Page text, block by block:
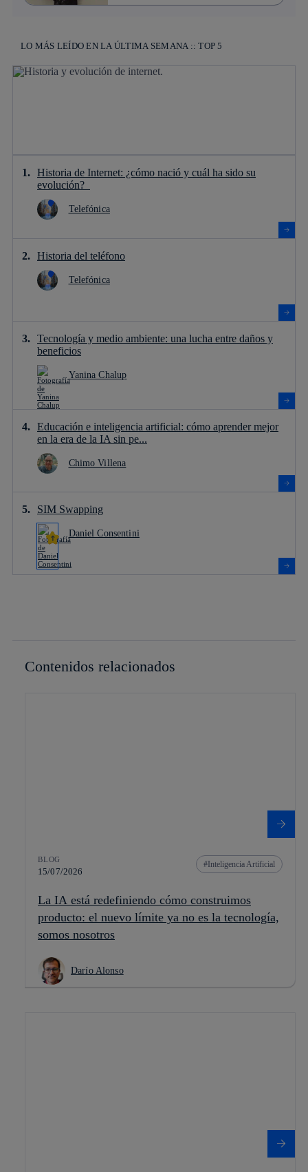
LO MÁS LEÍDO EN LA ÚLTIMA SEMANA :: TOP 5
Historia de Internet: ¿cómo nació y cuál ha sido su
evolución?
Telefónica
Historia del teléfono
Telefónica
Tecnología y medio ambiente: una lucha entre daños y
beneficios
Yanina Chalup
Educación e inteligencia artificial: cómo aprender mejor
en la era de la IA sin pe...
Chimo Villena
SIM Swapping
Daniel Consentini
Contenidos relacionados
BLOG
15/07/2026
Inteligencia Artificial
La IA está redefiniendo cómo construimos
producto: el nuevo límite ya no es la tecnología,
somos nosotros
Darío Alonso